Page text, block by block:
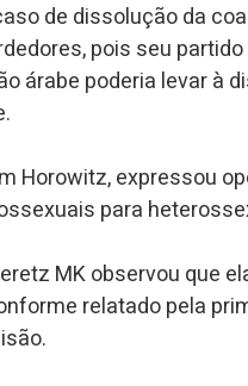
de dissolução da
pois seu
árabe poderia levar à
Horowitz, expressou
para
MK observou que
relatado pela